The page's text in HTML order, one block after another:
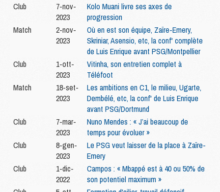
Club
7-nov-
2023
Kolo Muani livre ses axes de
progression
Match
2-nov-
2023
Où en est son équipe, Zaïre-Emery,
Skriniar, Asensio, etc, la conf' complète
de Luis Enrique avant PSG/Montpellier
Club
1-ott-
2023
Vitinha, son entretien complet à
Téléfoot
Match
18-set-
2023
Les ambitions en C1, le milieu, Ugarte,
Dembélé, etc, la conf' de Luis Enrique
avant PSG/Dortmund
Club
7-mar-
2023
Nuno Mendes : « J’ai beaucoup de
temps pour évoluer »
Club
8-gen-
2023
Le PSG veut laisser de la place à Zaïre-
Emery
Club
1-dic-
2022
Campos : « Mbappé est à 40 ou 50% de
son potentiel maximum »